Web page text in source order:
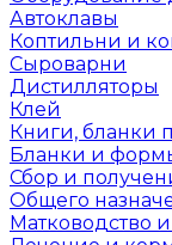
Автоклавы
Коптильни и
Сыроварни
Дистилляторы
Клей
Книги, бланки
Бланки и
Сбор и
Общего
Матководство